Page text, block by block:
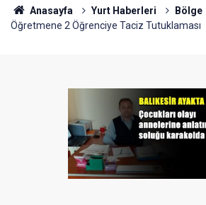
Anasayfa Yurt Haberleri Bölge
Öğretmene 2 Öğrenciye Taciz Tutuklaması